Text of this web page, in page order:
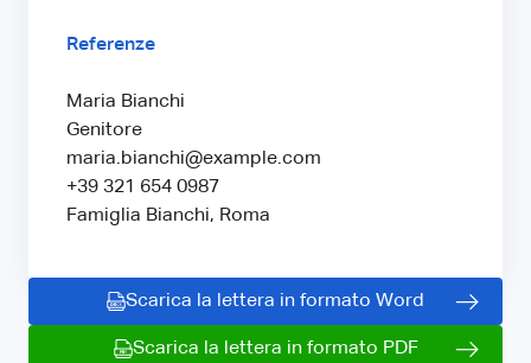
Referenze
Maria Bianchi
Genitore
maria.bianchi@example.com
+39 321 654 0987
Famiglia Bianchi, Roma
Scarica la lettera in formato Word
Scarica la lettera in formato PDF